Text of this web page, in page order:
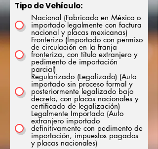
Tipo de Vehículo:
Nacional (Fabricado en México o
importado legalmente con factura
nacional y placas mexicanas)
Fronterizo (Importado con permiso
de circulación en la franja
fronteriza, con título extranjero y
pedimento de importación
parcial)
Regularizado (Legalizado) (Auto
importado sin proceso formal y
posteriormente legalizado bajo
decreto, con placas nacionales y
certificado de legalización)
Legalmente Importado (Auto
extranjero importado
definitivamente con pedimento de
importación, impuestos pagados
y placas nacionales)